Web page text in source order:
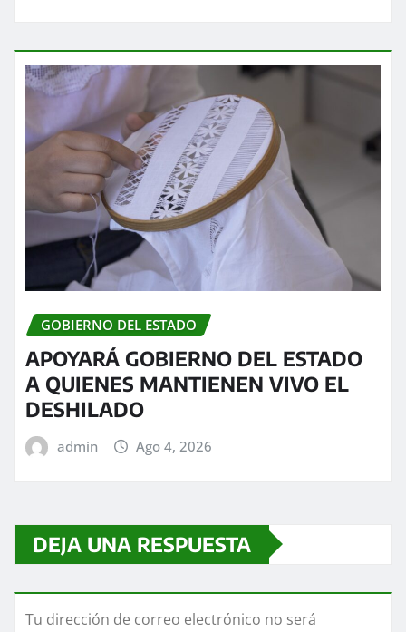
GOBIERNO DEL ESTADO
APOYARÁ GOBIERNO DEL ESTADO
A QUIENES MANTIENEN VIVO EL
DESHILADO
admin Ago 4, 2026
DEJA UNA RESPUESTA
Tu dirección de correo electrónico no será